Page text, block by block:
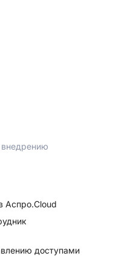
Аспро.Cloud
доступами